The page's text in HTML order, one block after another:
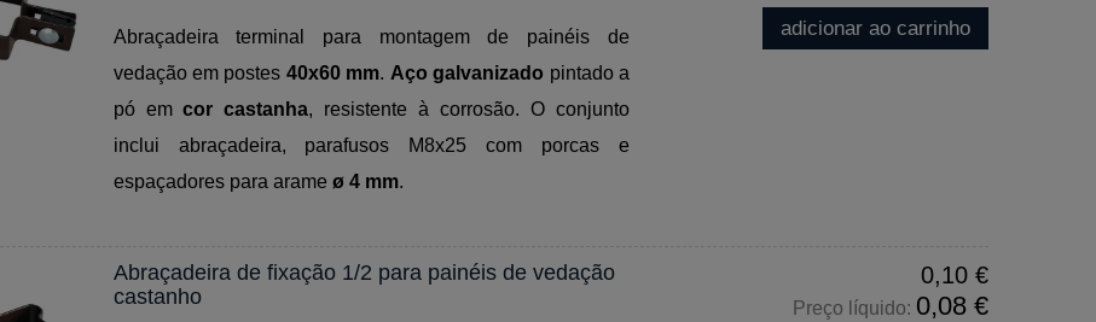
Abraçadeira terminal para montagem de painéis de
vedação em postes 40x60 mm. Aço galvanizado pintado a
pó emcor castanha, resistente à corrosão. O conjunto
inclui abraçadeira, parafusos M8x25 com porcas e
espaçadores para arame ø 4 mm.
adicionar ao carrinho
Abraçadeira de fixação 1/2 para painéis de vedação
castanho
0,10 €
Preço líquido: 0,08 €